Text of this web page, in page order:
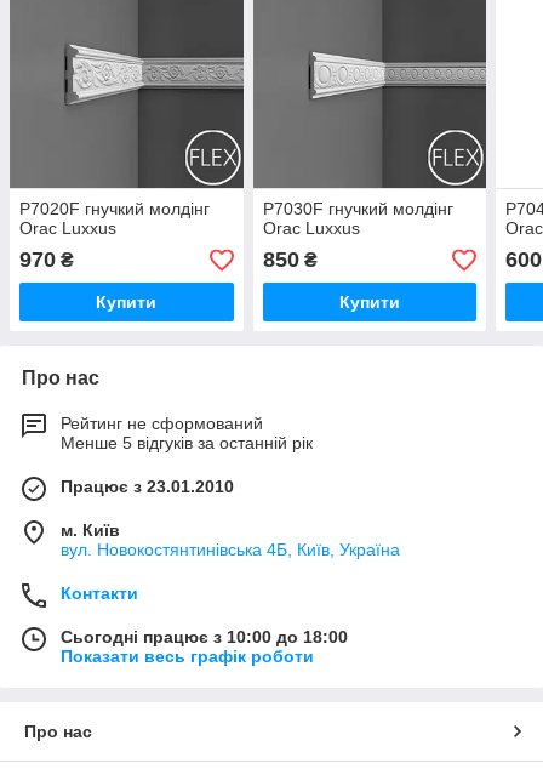
P7020F гнучкий молдінг
Orac Luxxus
970 ₴
Купити
P7030F гнучкий молдінг
Orac Luxxus
850₴
Купити
600
Про нас
Рейтинг не сформований
Менше 5 відгуків за останній рік
Працює з 23.01.2010
м. Київ
вул. Новокостянтинівська 4Б, Київ, Україна
Контакти
Сьогодні працює з 10:00 до 18:00
Показати весь графік роботи
Про нас